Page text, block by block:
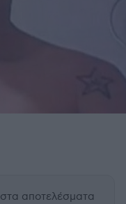
στα αποτελέσματα